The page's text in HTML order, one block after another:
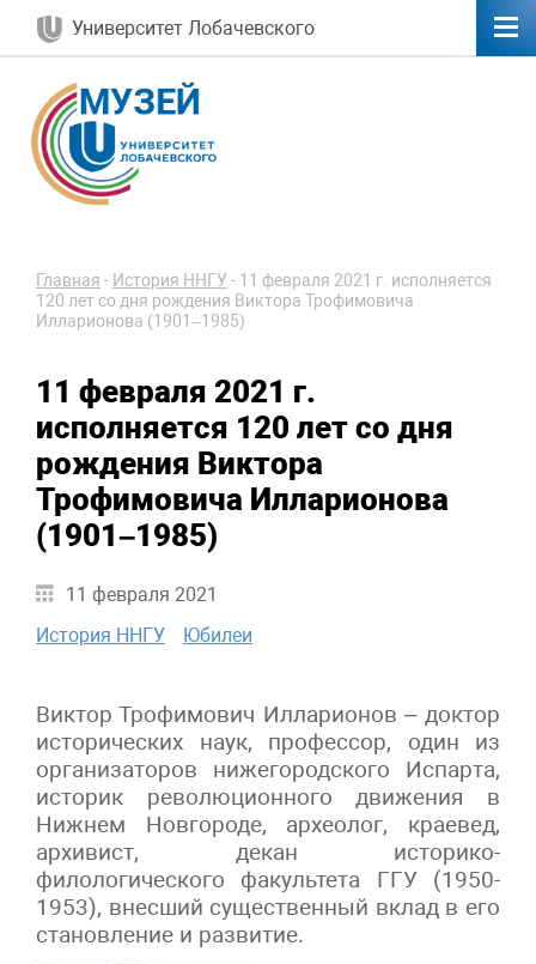
Университет Лобачевского
Главная - История ННГУ - 11 февраля 2021 г. исполняется
120 лет со дня рождения Виктора Трофимовича
Илларионова (1901–1985)
11 февраля 2021 г.
исполняется 120 лет со дня
рождения Виктора
Трофимовича Илларионова
(1901–1985)
11 февраля 2021
История ННГУ
Юбилеи
Виктор Трофимович Илларионов – доктор
исторических наук, профессор, один из
организаторов нижегородского Испарта,
историк революционного движения в
Нижнем Новгороде, археолог, краевед,
архивист, декан историко-
филологического факультета ГГУ (1950-
1953), внесший существенный вклад в его
становление и развитие.